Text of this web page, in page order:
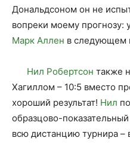
Дональдсоном он не
вопреки моему прогнозу:
Марк Аллен в следующем
Нил Робертсон также
Хагиллом – 10:5 вместо
хороший результат! Нил
образцово-
всю дистанцию турнира –